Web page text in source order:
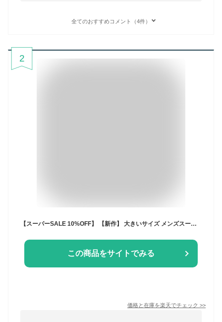
全てのおすすめコメント（4件）
2
【スーパーSALE 10%OFF】 【新作】 大きいサイズ メンズスーツ E体 ウエストアジャスター 丸ごと洗える 2ツボタン 春 夏 秋 冬 上下ウォッシャブル メンズ ビジネススーツ BIG ビッグサイズ ストレッチ素材 E4 E5 E6 E7 E8 suit
この商品をサイトでみる
価格と在庫を楽天でチェック >>